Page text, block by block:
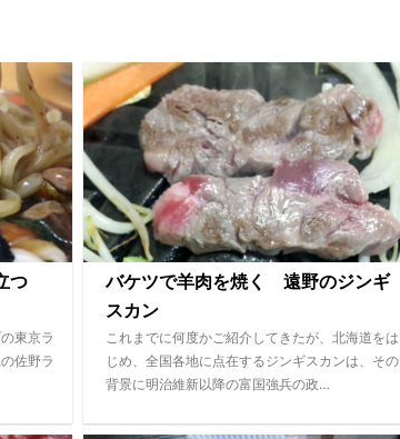
つ
東京ラ
佐野ラ
バケツで羊肉を焼く 遠野のジンギ
スカン
これまでに何度かご紹介してきたが、北海道をは
じめ、全国各地に点在するジンギスカンは、その
背景に明治維新以降の富国強兵の政…